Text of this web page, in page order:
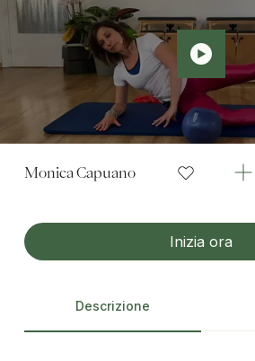
Monica Capuano
Inizia ora
Descrizione